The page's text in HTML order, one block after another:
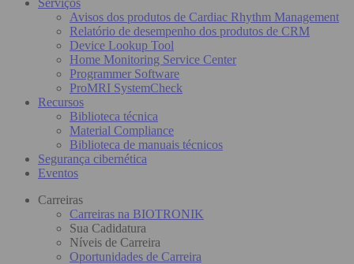
Avisos dos produtos de Cardiac Rhythm Management
Relatório de desempenho dos produtos de CRM
Device Lookup Tool
Home Monitoring Service Center
Programmer Software
ProMRI SystemCheck
Recursos
Biblioteca técnica
Material Compliance
Biblioteca de manuais técnicos
Segurança cibernética
Eventos
Carreiras
Carreiras na BIOTRONIK
Sua Cadidatura
Níveis de Carreira
Oportunidades de Carreira